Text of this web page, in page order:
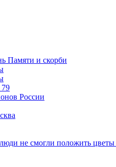
Памяти и скорби
России